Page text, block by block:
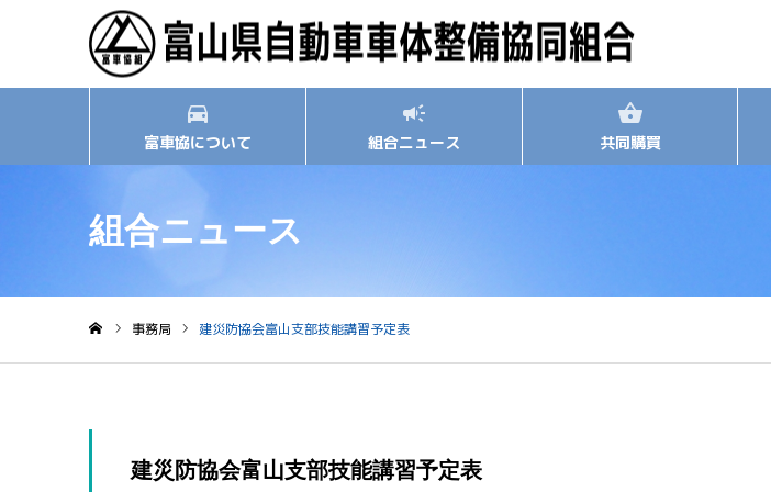
富車協について 組合ニュース 共同購買
組合ニュース
事務局 建災防協会富山支部技能講習予定表
建災防協会富山支部技能講習予定表